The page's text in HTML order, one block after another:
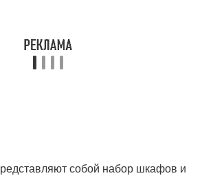
собой набор шкафов и